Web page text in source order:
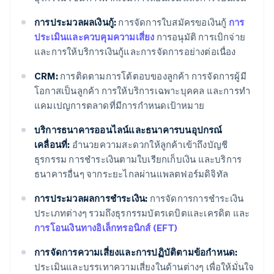
การประมวลผลเงินกู้: การจัดการใบสมัครขอเงินกู้ การ
ประเมินและควบคุมความเสี่ยง การอนุมัติ การเบิกจ่าย
และการให้บริการเงินกู้และการจัดการอย่างต่อเนื่อง
CRM:การติดตามการโต้ตอบของลูกค้า การจัดการผู้มี
โอกาสเป็นลูกค้า การให้บริการเฉพาะบุคคล และการทํา
แคมเปญการตลาดที่มีการกําหนดเป้าหมาย
บริการธนาคารออนไลน์และธนาคารบนอุปกรณ์
เคลื่อนที่: อํานวยความสะดวกให้ลูกค้าเข้าถึงบัญชี
ธุรกรรม การชําระเงินตามใบเรียกเก็บเงิน และบริการ
ธนาคารอื่นๆ จากระยะไกลผ่านแพลตฟอร์มดิจิทัล
การประมวลผลการชําระเงิน: การจัดการการชําระเงิน
ประเภทต่างๆ รวมถึงธุรกรรมบัตรเดบิตและเครดิต และ
การโอนเงินทางอิเล็กทรอนิกส์ (EFT)
การจัดการความเสี่ยงและการปฏิบัติตามข้อกําหนด:
ประเมินและบรรเทาความเสี่ยงในด้านต่างๆ เพื่อให้มั่นใจ